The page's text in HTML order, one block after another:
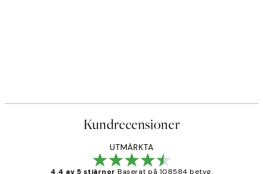
Kundrecensioner
UTMÄRKTA
4.4 av 5 stjärnor Baserat på 108584 betyg.